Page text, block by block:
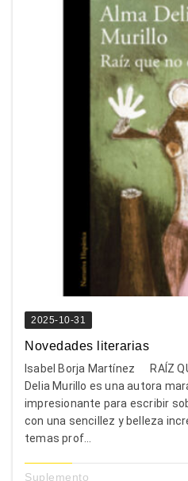
2025-10-31
Novedades literarias
Isabel Borja Martínez RAÍZ
Delia Murillo es una autora
impresionante para escribir
con una sencillez y belleza
temas prof...
Suplemento